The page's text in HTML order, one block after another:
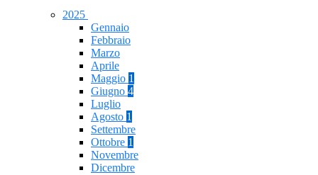
2025
Gennaio
Febbraio
Marzo
Aprile
Maggio 1
Giugno 4
Luglio
Agosto 1
Settembre
Ottobre 1
Novembre
Dicembre